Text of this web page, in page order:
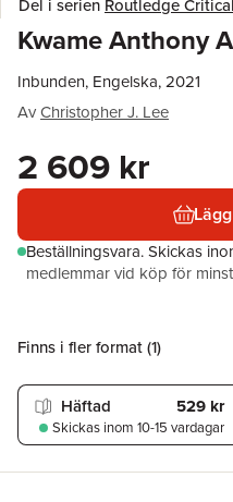
Del i serien Routledge
Kwame Anthony
Inbunden, Engelska, 2021
AvChristopher J. Lee
2 609 kr
Beställningsvara.Skickas
medlemmar vid köp för
Finns i fler format (1)
Häftad 529 kr
Skickas inom 10-15 vardagar